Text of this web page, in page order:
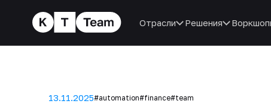
Отрасли Решения
13.11.2025#automation#finance#team